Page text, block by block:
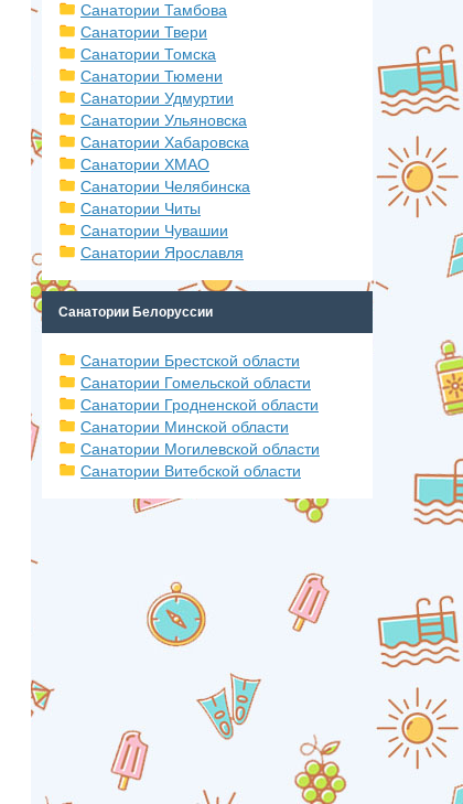
Санатории Тамбова
Санатории Твери
Санатории Томска
Санатории Тюмени
Санатории Удмуртии
Санатории Ульяновска
Санатории Хабаровска
Санатории ХМАО
Санатории Челябинска
Санатории Читы
Санатории Чувашии
Санатории Ярославля
Санатории Белоруссии
Санатории Брестской области
Санатории Гомельской области
Санатории Гродненской области
Санатории Минской области
Санатории Могилевской области
Санатории Витебской области